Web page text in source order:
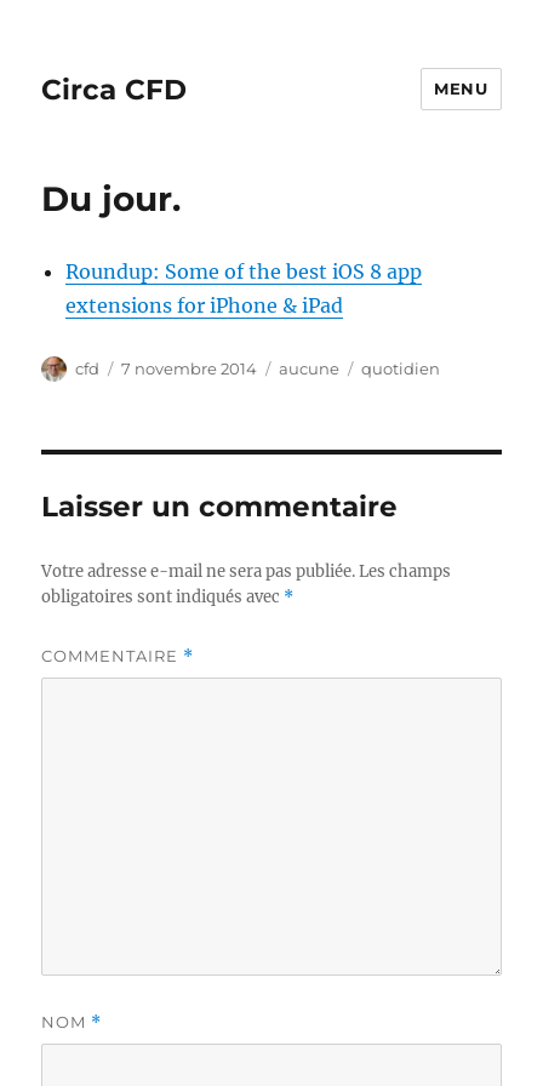
Circa CFD MENU
Du jour.
Roundup: Some of the best iOS 8 app
extensions for iPhone & iPad
Auteur
cfd
Publié
7 novembre 2014 Catégories
aucune Étiquettes
quotidien
Laisser un commentaire
Votre adresse e-mail ne sera pas publiée. Les champs
obligatoires sont indiqués avec *
COMMENTAIRE *
NOM *